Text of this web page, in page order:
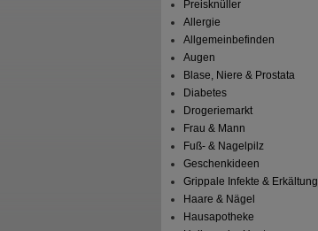
Preisknüller
Allergie
Allgemeinbefinden
Augen
Blase, Niere & Prostata
Diabetes
Drogeriemarkt
Frau & Mann
Fuß- & Nagelpilz
Geschenkideen
Grippale Infekte & Erkältung
Haare & Nägel
Hausapotheke